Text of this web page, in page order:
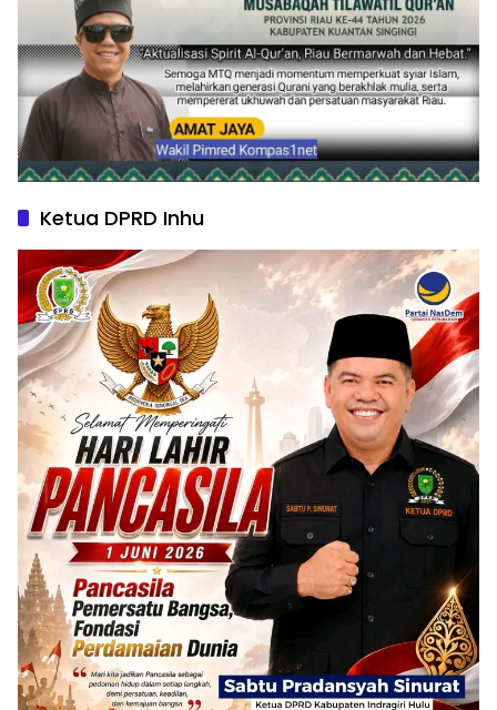
Ketua DPRD Inhu